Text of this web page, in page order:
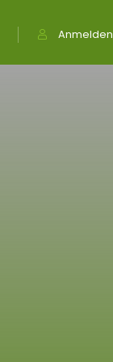
Anmelden